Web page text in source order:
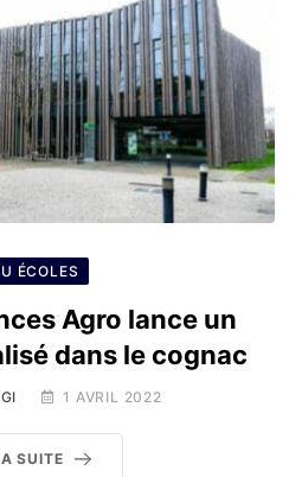
ÉCOLES
Agro lance un
dans le cognac
1 AVRIL 2022
SUITE